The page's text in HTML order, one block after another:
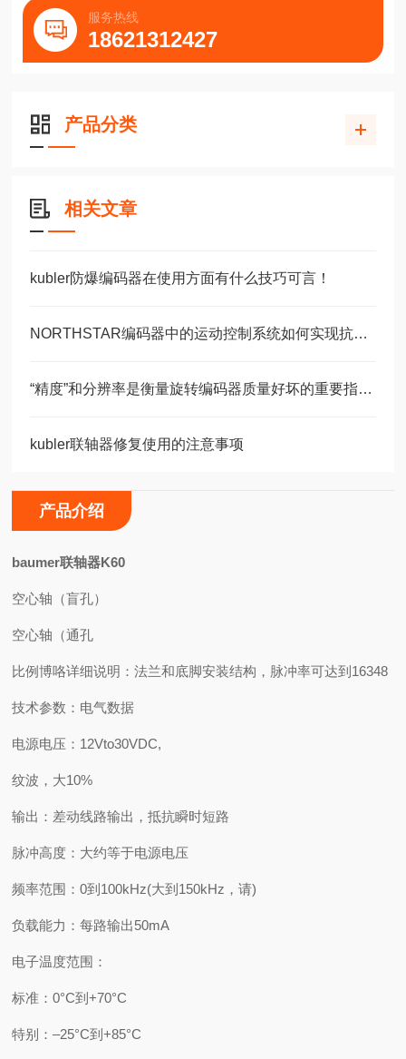
服务热线
18621312427
产品分类
相关文章
kubler防爆编码器在使用方面有什么技巧可言！
NORTHSTAR编码器中的运动控制系统如何实现抗干扰设计？
“精度”和分辨率是衡量旋转编码器质量好坏的重要指标之一
kubler联轴器修复使用的注意事项
产品介绍
baumer联轴器K60
空心轴（盲孔）
空心轴（通孔
比例博咯详细说明：法兰和底脚安装结构，脉冲率可达到16348
技术参数：电气数据
电源电压：12Vto30VDC,
纹波，大10%
输出：差动线路输出，抵抗瞬时短路
脉冲高度：大约等于电源电压
频率范围：0到100kHz(大到150kHz，请)
负载能力：每路输出50mA
电子温度范围：
标准：0°C到+70°C
特别：–25°C到+85°C